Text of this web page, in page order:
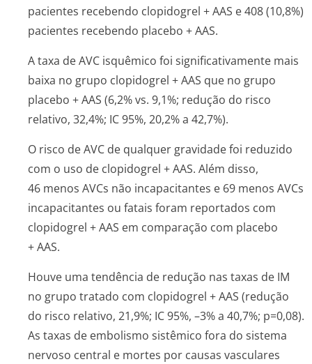
pacientes recebendo clopidogrel + AAS e 408 (10,8%)
pacientes recebendo placebo + AAS.
A taxa de AVC isquêmico foi significativamente mais
baixa no grupo clopidogrel + AAS que no grupo
placebo + AAS (6,2%vs. 9,1%; redução do risco
relativo, 32,4%; IC 95%, 20,2% a 42,7%).
O risco de AVC de qualquer gravidade foi reduzido
com o uso de clopidogrel + AAS. Além disso,
46 menos AVCs não incapacitantes e 69 menos AVCs
incapacitantes ou fatais foram reportados com
clopidogrel + AAS em comparação com placebo
+ AAS.
Houve uma tendência de redução nas taxas de IM
no grupo tratado com clopidogrel + AAS (redução
do risco relativo, 21,9%; IC 95%, –3% a 40,7%; p=0,08).
As taxas de embolismo sistêmico fora do sistema
nervoso central e mortes por causas vasculares